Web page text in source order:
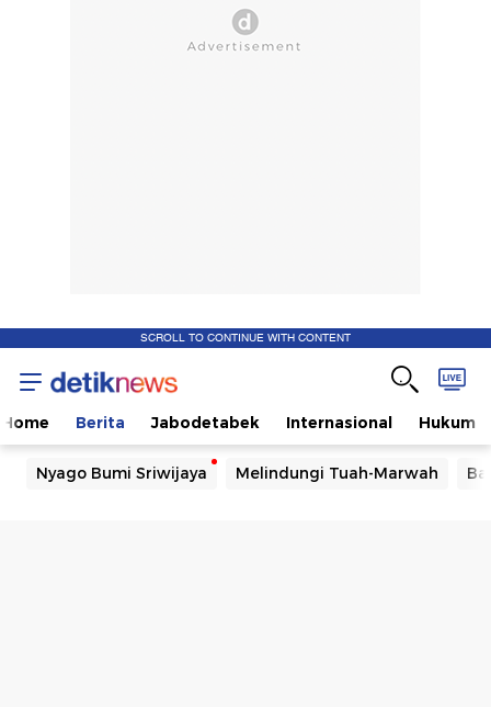
SCROLL TO CONTINUE WITH CONTENT
Home Berita Jabodetabek Internasional Hukum
Nyago Bumi Sriwijaya Melindungi Tuah-Marwah